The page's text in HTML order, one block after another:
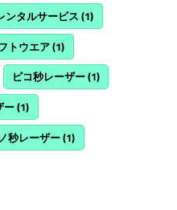
ンタルサービス (1)
トウエア(1)
ピコ秒レーザー(1)
ー(1)
秒レーザー(1)